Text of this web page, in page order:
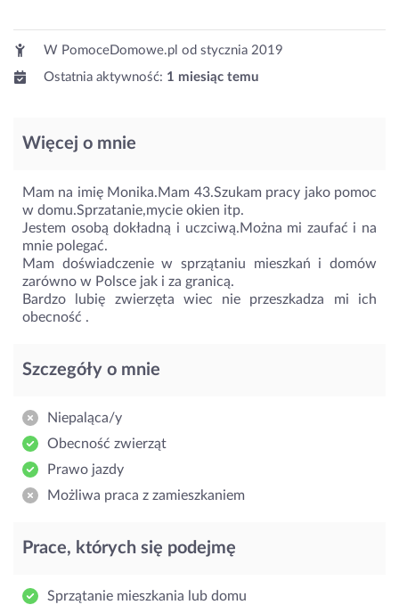
W PomoceDomowe.pl od stycznia 2019
Ostatnia aktywność: 1 miesiąc temu
Więcej o mnie
Mam na imię Monika.Mam 43.Szukam pracy jako pomoc
w domu.Sprzatanie,mycie okien itp.
Jestem osobą dokładną i uczciwą.Można mi zaufać i na
mnie polegać.
Mam doświadczenie w sprzątaniu mieszkań i domów
zarówno w Polsce jak i za granicą.
Bardzo lubię zwierzęta wiec nie przeszkadza mi ich
obecność .
Szczegóły o mnie
Niepaląca/y
Obecność zwierząt
Prawo jazdy
Możliwa praca z zamieszkaniem
Prace, których się podejmę
Sprzątanie mieszkania lub domu